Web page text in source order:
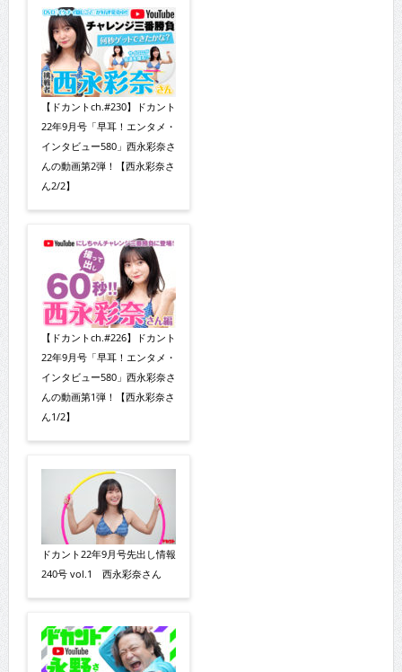
【ドカントch.#230】ドカント
22年9月号「早耳！エンタメ・
インタビュー580」西永彩奈さ
んの動画第2弾！【西永彩奈さ
ん2/2】
【ドカントch.#226】ドカント
22年9月号「早耳！エンタメ・
インタビュー580」西永彩奈さ
んの動画第1弾！【西永彩奈さ
ん1/2】
ドカント22年9月号先出し情報
240号 vol.1 西永彩奈さん